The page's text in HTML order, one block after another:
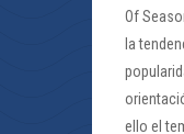
Of
la
ello el